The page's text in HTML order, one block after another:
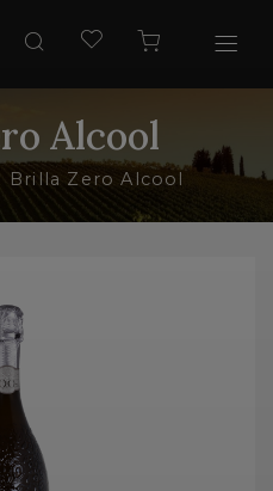
Alcool
Brilla Zero Alcool